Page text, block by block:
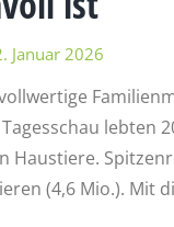
Januar 2026
lebten
Haustiere.
(4,6 Mio.). Mit